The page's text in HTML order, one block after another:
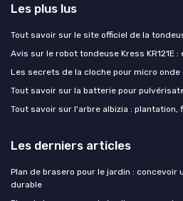
Les plus lus
Tout savoir sur le site officiel de la
Avis sur le robot tondeuse Kress KR121E
Les secrets de la cloche pour micro onde
Tout savoir sur la batterie pour
Tout savoir sur l'arbre albizia : plantation,
Les derniers articles
Plan de brasero pour le jardin :
durable